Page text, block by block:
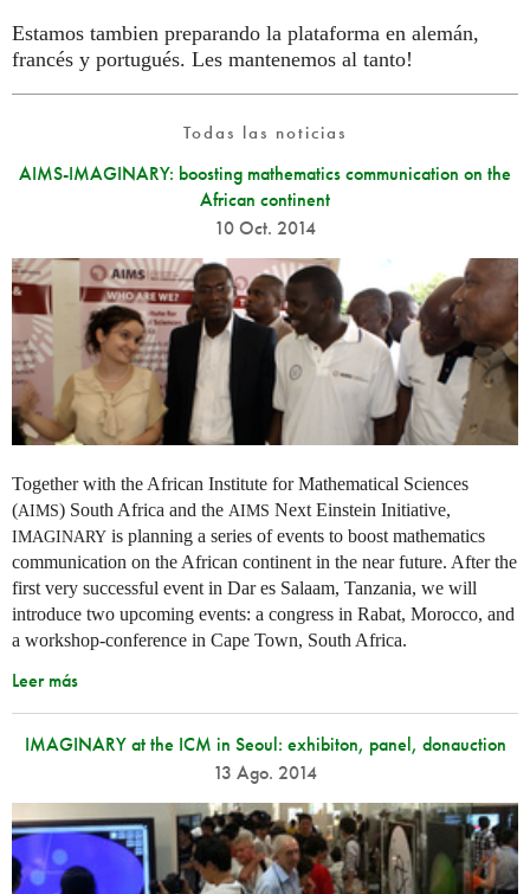
Estamos tambien preparando la plataforma en alemán,
francés y portugués. Les mantenemos al tanto!
Todas las noticias
AIMS-IMAGINARY: boosting mathematics communication on the
African continent
10 Oct. 2014
Together with the African Institute for Mathematical Sciences
(AIMS) South Africa and the AIMS Next Einstein Initiative,
IMAGINARY is planning a series of events to boost mathematics
communication on the African continent in the near future. After the
first very successful event in Dar es Salaam, Tanzania, we will
introduce two upcoming events: a congress in Rabat, Morocco, and
a workshop-conference in Cape Town, South Africa.
Leer más
IMAGINARY at the ICM in Seoul: exhibiton, panel, donauction
13 Ago. 2014